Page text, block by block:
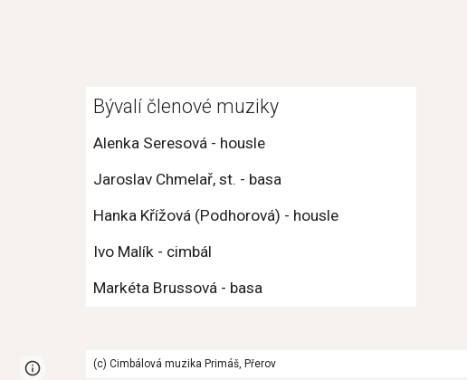
Bývalí členové muziky
Alenka Seresová - housle
Jaroslav Chmelař, st. - basa
Hanka Křížová (Podhorová) - housle
Ivo Malík - cimbál
Markéta Brussová - basa
(c) Cimbálová muzika Primáš, Přerov
Google Sites Report abuse